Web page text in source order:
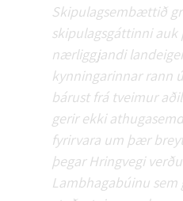
Skipulagsembættið
skipulagsgáttinni auk
nærliggjandi
kynningarinnar rann
bárust frá tveimur
gerir ekki
fyrirvara um þær
þegar Hringvegi
Lambhagabúinu